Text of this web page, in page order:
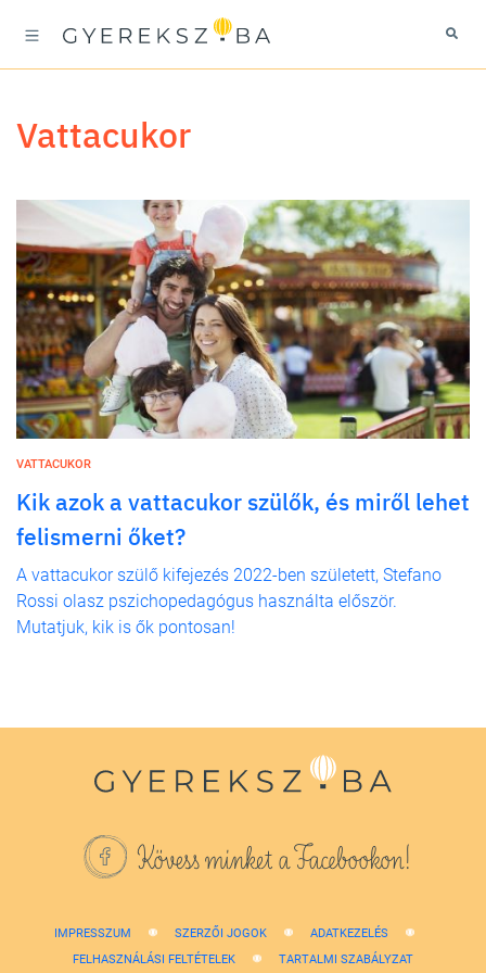
vattacukor
VATTACUKOR
Kik azok a vattacukor szülők, és miről lehet
felismerni őket?
A vattacukor szülő kifejezés 2022-ben született, Stefano
Rossi olasz pszichopedagógus használta először.
Mutatjuk, kik is ők pontosan!
Kövess minket a Facebookon!
IMPRESSZUM SZERZŐI JOGOK
ADATKEZELÉS
FELHASZNÁLÁSI FELTÉTELEK
TARTALMI SZABÁLYZAT